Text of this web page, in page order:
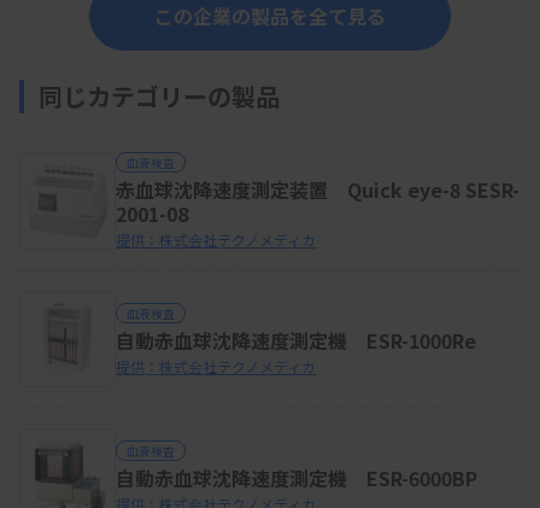
この企業の製品を全て見る
同じカテゴリーの製品
血液検査
赤血球沈降速度測定装置 Quick eye-8 SESR-
2001-08
提供：株式会社テクノメディカ
血液検査
自動赤血球沈降速度測定機 ESR-1000Re
提供：株式会社テクノメディカ
血液検査
自動赤血球沈降速度測定機 ESR-6000BP
提供：株式会社テクノメディカ